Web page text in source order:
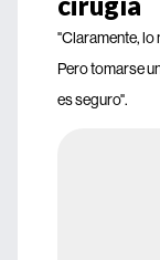
"Claramente, lo
Pero tomarse
es seguro".